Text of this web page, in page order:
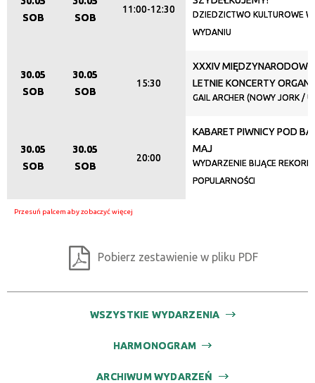
—
Promowane
SOB
SOB
11:00-12:30
DZIEDZICTWO KULTUROWE
WYDANIU
30.05
SOB
30.05
SOB
15:30
XXXIV
LETNIE KONCERTY
GAIL ARCHER (NOWY JORK /
30.05
SOB
30.05
SOB
20:00
KABARET PIWNICY POD
MAJ
WYDARZENIE BIJĄCE
POPULARNOŚCI
Pobierz zestawienie w pliku PDF
WSZYSTKIE WYDARZENIA
HARMONOGRAM
ARCHIWUM WYDARZEŃ